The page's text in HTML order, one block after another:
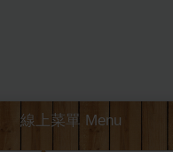
線上菜單 Menu